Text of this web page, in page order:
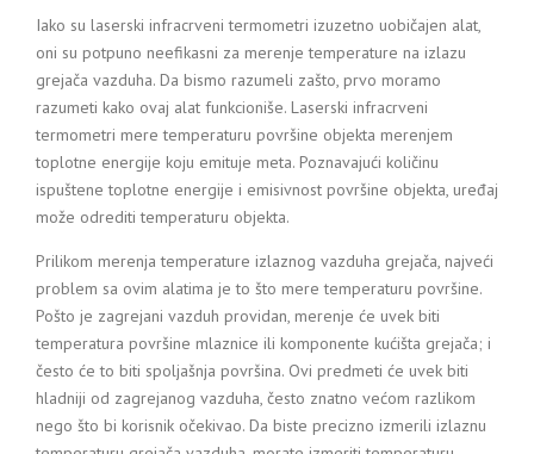
Iako su laserski infracrveni termometri izuzetno uobičajen alat,
oni su potpuno neefikasni za merenje temperature na izlazu
grejača vazduha. Da bismo razumeli zašto, prvo moramo
razumeti kako ovaj alat funkcioniše. Laserski infracrveni
termometri mere temperaturu površine objekta merenjem
toplotne energije koju emituje meta. Poznavajući količinu
ispuštene toplotne energije i emisivnost površine objekta, uređaj
može odrediti temperaturu objekta.
Prilikom merenja temperature izlaznog vazduha grejača, najveći
problem sa ovim alatima je to što mere temperaturu površine.
Pošto je zagrejani vazduh providan, merenje će uvek biti
temperatura površine mlaznice ili komponente kućišta grejača; i
često će to biti spoljašnja površina. Ovi predmeti će uvek biti
hladniji od zagrejanog vazduha, često znatno većom razlikom
nego što bi korisnik očekivao. Da biste precizno izmerili izlaznu